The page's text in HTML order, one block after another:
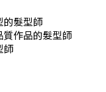
的髮型師
作品的髮型師
師